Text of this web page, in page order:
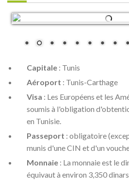
Capitale : Tunis
Aéroport : Tunis-Carthage
Visa : Les Européens et les
soumis à l'obligation
en Tunisie.
Passeport : obligatoire
munis d'une CIN et d'un
Monnaie : La monnaie est le
équivaut à environ 3,350